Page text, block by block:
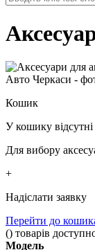
Кошик
У кошику відсутні
Для вибору
+
Надіслати заявку
Перейти до
() товарів
Модель